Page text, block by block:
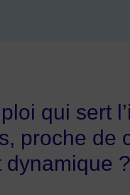
qui sert
proche de
dynamique ?